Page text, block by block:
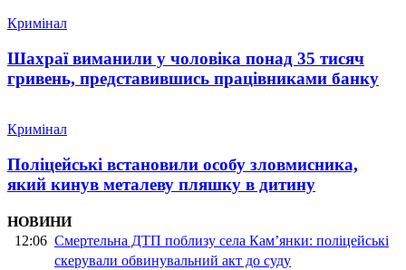
Кримінал
Шахраї виманили у чоловіка понад 35 тисяч
гривень, представившись працівниками банку
Кримінал
Поліцейські встановили особу зловмисника,
який кинув металеву пляшку в дитину
НОВИНИ
12:06 Смертельна ДТП поблизу села Кам’янки: поліцейські
скерували обвинувальний акт до суду